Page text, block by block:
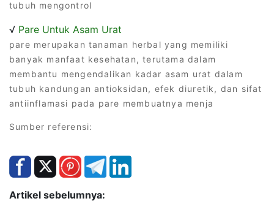
tubuh mengontrol
√ Pare Untuk Asam Urat
pare merupakan tanaman herbal yang memiliki
banyak manfaat kesehatan, terutama dalam
membantu mengendalikan kadar asam urat dalam
tubuh kandungan antioksidan, efek diuretik, dan sifat
antiinflamasi pada pare membuatnya menja
Sumber referensi:
Artikel sebelumnya: